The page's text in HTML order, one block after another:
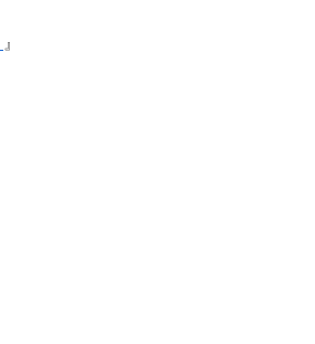
』